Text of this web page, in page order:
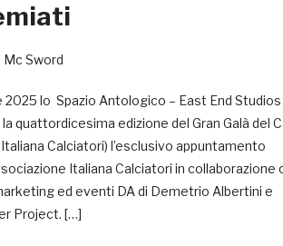
Mc Sword
2025 lo Spazio Antologico – East End Studios
quattordicesima edizione del Gran Galà del
Calciatori) l’esclusivo appuntamento
Italiana Calciatori in collaborazione
ed eventi DA di Demetrio Albertini e
Project. […]